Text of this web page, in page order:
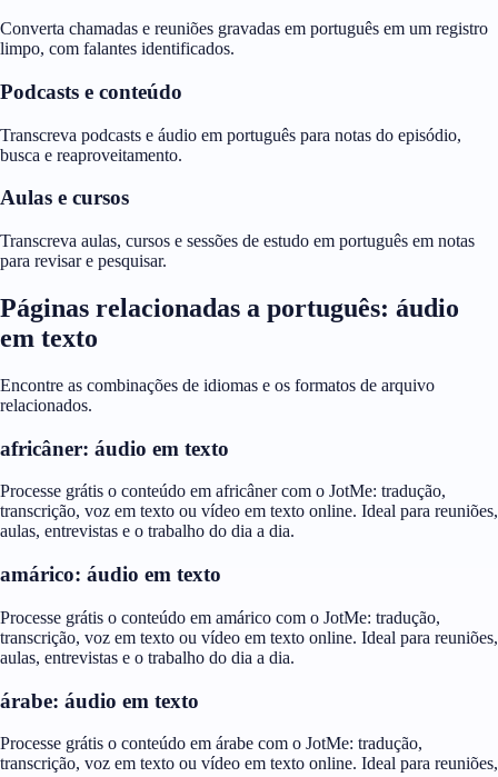
Converta chamadas e reuniões gravadas em português em um registro
limpo, com falantes identificados.
Podcasts e conteúdo
Transcreva podcasts e áudio em português para notas do episódio,
busca e reaproveitamento.
Aulas e cursos
Transcreva aulas, cursos e sessões de estudo em português em notas
para revisar e pesquisar.
Páginas relacionadas a português: áudio
em texto
Encontre as combinações de idiomas e os formatos de arquivo
relacionados.
africâner: áudio em texto
Processe grátis o conteúdo em africâner com o JotMe: tradução,
transcrição, voz em texto ou vídeo em texto online. Ideal para reuniões,
aulas, entrevistas e o trabalho do dia a dia.
amárico: áudio em texto
Processe grátis o conteúdo em amárico com o JotMe: tradução,
transcrição, voz em texto ou vídeo em texto online. Ideal para reuniões,
aulas, entrevistas e o trabalho do dia a dia.
árabe: áudio em texto
Processe grátis o conteúdo em árabe com o JotMe: tradução,
transcrição, voz em texto ou vídeo em texto online. Ideal para reuniões,